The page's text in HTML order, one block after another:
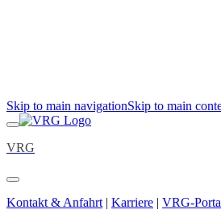
Skip to main navigationSkip to main
VRG
Kontakt & Anfahrt | Karriere | VRG-